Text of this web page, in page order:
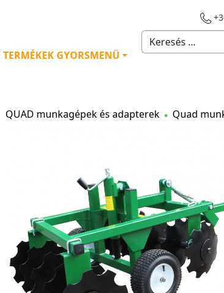
TERMÉKEK GYORSMENÜ
QUAD munkagépek és adapterek Quad